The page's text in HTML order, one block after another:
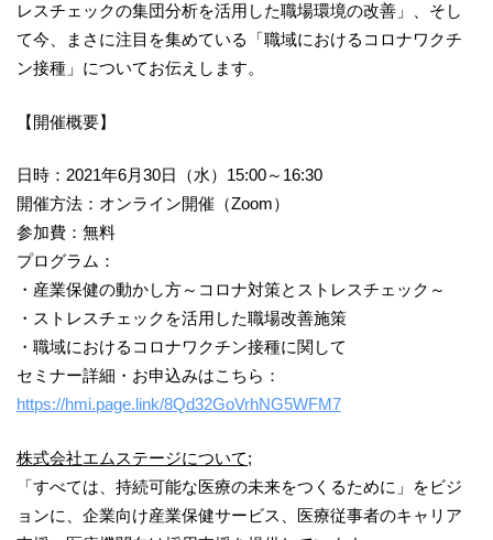
レスチェックの集団分析を活用した職場環境の改善」、そし
て今、まさに注目を集めている「職域におけるコロナワクチ
ン接種」についてお伝えします。
【開催概要】
日時：2021年6月30日（水）15:00～16:30
開催方法：オンライン開催（Zoom）
参加費：無料
プログラム：
・産業保健の動かし方～コロナ対策とストレスチェック～
・ストレスチェックを活用した職場改善施策
・職域におけるコロナワクチン接種に関して
セミナー詳細・お申込みはこちら：
https://hmi.page.link/8Qd32GoVrhNG5WFM7
株式会社エムステージについて;
「すべては、持続可能な医療の未来をつくるために」をビジ
ョンに、企業向け産業保健サービス、医療従事者のキャリア